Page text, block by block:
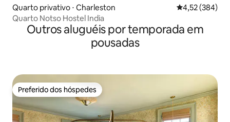
Quarto privativo ⋅ Charleston 4,52 de uma
4,52 (384)
Quarto Notso Hostel India
Outros aluguéis por temporada em
pousadas
Preferido dos hóspedes
Preferido dos hóspedes